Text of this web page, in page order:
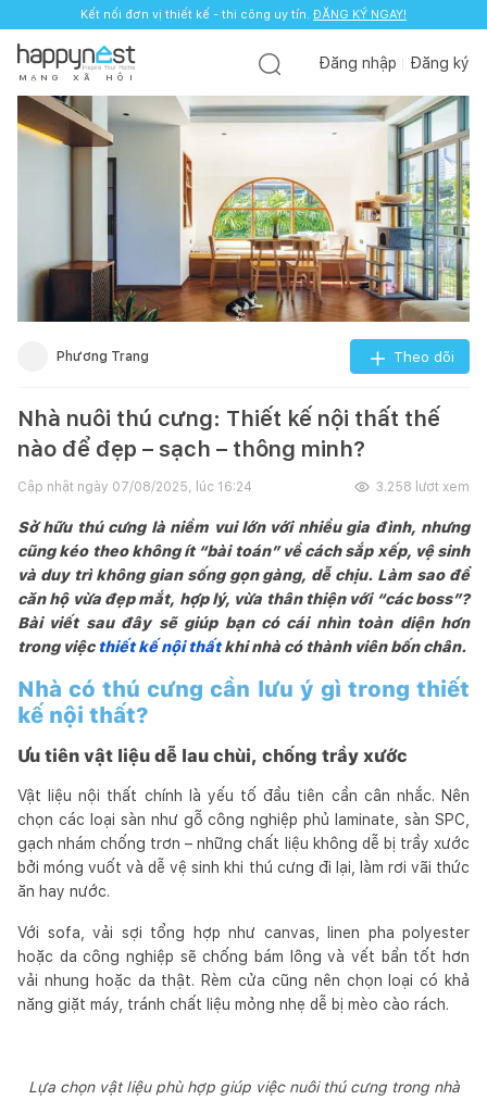
Kết nối đơn vị thiết kế - thi công uy tín. ĐĂNG KÝ NGAY!
M Ạ N G X Ã H Ộ I
Đăng nhập Đăng ký
Phương Trang Theo dõi
Nhà nuôi thú cưng: Thiết kế nội thất thế
nào để đẹp – sạch – thông minh?
Cập nhật ngày 07/08/2025, lúc 16:24 3.258 lượt xem
Sở hữu thú cưng là niềm vui lớn với nhiều gia đình, nhưng
cũng kéo theo không ít “bài toán” về cách sắp xếp, vệ sinh
và duy trì không gian sống gọn gàng, dễ chịu. Làm sao để
căn hộ vừa đẹp mắt, hợp lý, vừa thân thiện với “các boss”?
Bài viết sau đây sẽ giúp bạn có cái nhìn toàn diện hơn
trong việc thiết kế nội thấtkhi nhà có thành viên bốn chân.
Nhà có thú cưng cần lưu ý gì trong thiết
kế nội thất?
Ưu tiên vật liệu dễ lau chùi, chống trầy xước
Vật liệu nội thất chính là yếu tố đầu tiên cần cân nhắc. Nên
chọn các loại sàn như gỗ công nghiệp phủ laminate, sàn SPC,
gạch nhám chống trơn – những chất liệu không dễ bị trầy xước
bởi móng vuốt và dễ vệ sinh khi thú cưng đi lại, làm rơi vãi thức
ăn hay nước.
Với sofa, vải sợi tổng hợp như canvas, linen pha polyester
hoặc da công nghiệp sẽ chống bám lông và vết bẩn tốt hơn
vải nhung hoặc da thật. Rèm cửa cũng nên chọn loại có khả
năng giặt máy, tránh chất liệu mỏng nhẹ dễ bị mèo cào rách.
Lựa chọn vật liệu phù hợp giúp việc nuôi thú cưng trong nhà